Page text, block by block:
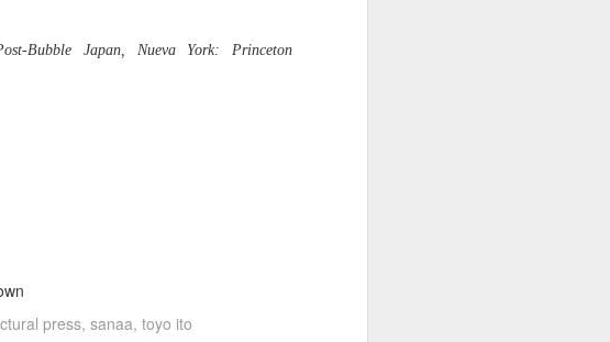
Bubble Japan, Nueva York: Princeton
press sanaa toyo ito